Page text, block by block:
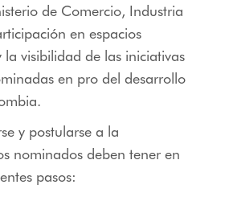
de Comercio, Industria
en espacios
la visibilidad de las iniciativas
en pro del desarrollo
y postularse a la
nominados deben tener en
pasos: